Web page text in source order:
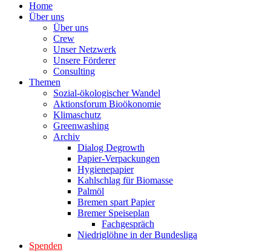
Home
Über uns
Über uns
Crew
Unser Netzwerk
Unsere Förderer
Consulting
Themen
Sozial-ökologischer Wandel
Aktionsforum Bioökonomie
Klimaschutz
Greenwashing
Archiv
Dialog Degrowth
Papier-Verpackungen
Hygienepapier
Kahlschlag für Biomasse
Palmöl
Bremen spart Papier
Bremer Speiseplan
Fachgespräch
Niedriglöhne in der Bundesliga
Spenden